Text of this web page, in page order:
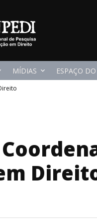
MÍDIAS ESPAÇO